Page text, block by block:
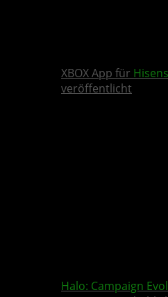
XBOX App für
veröffentlicht
Halo: Campaign